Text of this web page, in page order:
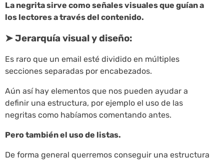
La negrita sirve como señales visuales que guían a
los lectores a través del contenido.
➤ Jerarquía visual y diseño:
Es raro que un email esté dividido en múltiples
secciones separadas por encabezados.
Aún así hay elementos que nos pueden ayudar a
definir una estructura, por ejemplo el uso de las
negritas como habíamos comentando antes.
Pero también el uso de listas.
De forma general querremos conseguir una estructura